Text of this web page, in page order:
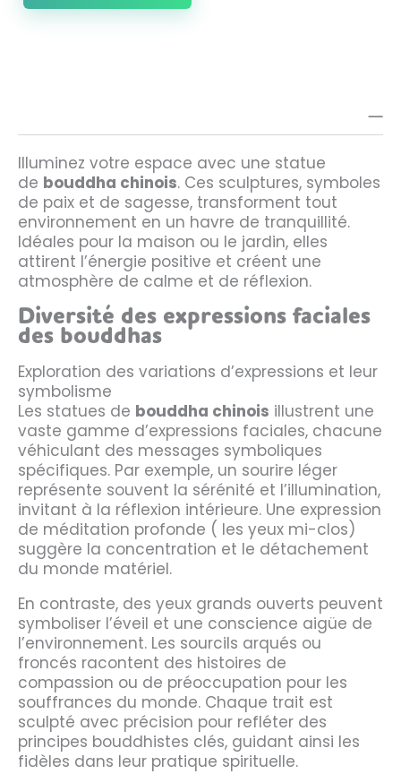
Illuminez votre espace avec une statue
de bouddha chinois. Ces sculptures, symboles
de paix et de sagesse, transforment tout
environnement en un havre de tranquillité.
Idéales pour la maison ou le jardin, elles
attirent l’énergie positive et créent une
atmosphère de calme et de réflexion.
Diversité des expressions faciales
des bouddhas
Exploration des variations d’expressions et leur
symbolisme
Les statues de bouddha chinois illustrent une
vaste gamme d’expressions faciales, chacune
véhiculant des messages symboliques
spécifiques. Par exemple, un sourire léger
représente souvent la sérénité et l’illumination,
invitant à la réflexion intérieure. Une expression
de méditation profonde ( les yeux mi-clos)
suggère la concentration et le détachement
du monde matériel.
En contraste, des yeux grands ouverts peuvent
symboliser l’éveil et une conscience aigüe de
l’environnement. Les sourcils arqués ou
froncés racontent des histoires de
compassion ou de préoccupation pour les
souffrances du monde. Chaque trait est
sculpté avec précision pour refléter des
principes bouddhistes clés, guidant ainsi les
fidèles dans leur pratique spirituelle.